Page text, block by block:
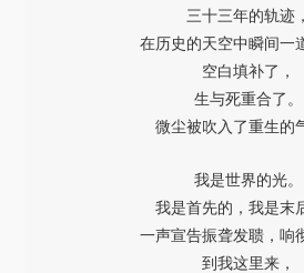
三十三年的轨迹，
在历史的天空中瞬间一
空白填补了，
生与死重合了。
微尘被吹入了重生的
我是世界的光。
我是首先的，我是末
一声宣告振聋发聩，响
到我这里来，